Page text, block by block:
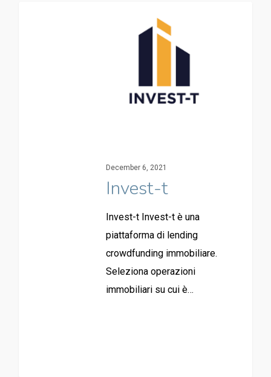
December 6, 2021
Invest-t
Invest-t Invest-t è una
piattaforma di lending
crowdfunding immobiliare.
Seleziona operazioni
immobiliari su cui è…